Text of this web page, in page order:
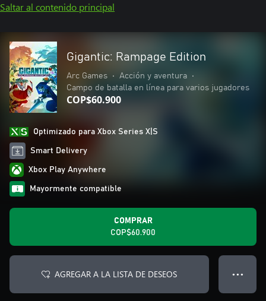
Saltar al contenido principal
Gigantic: Rampage Edition
Arc Games • Acción y aventura
•
Campo de batalla en línea para varios jugadores
COP$60.900
Optimizado para Xbox Series X|S
Smart Delivery
Xbox Play Anywhere
Mayormente compatible
COMPRAR
COP$60.900
AGREGAR A LA LISTA DE DESEOS ● ● ●